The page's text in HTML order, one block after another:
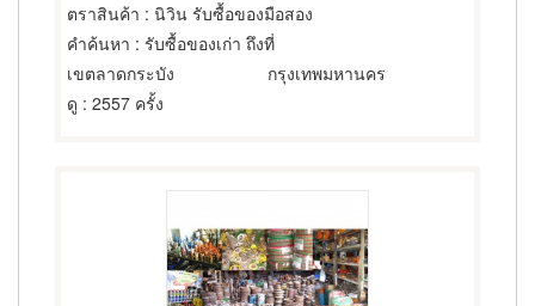
ตราสินค้า : นิวิน รับซื้อของมือสอง
คำค้นหา : รับซื้อของเก่า ถึงที่
เขตลาดกระบัง
กรุงเทพมหานคร
ดู : 2557 ครั้ง